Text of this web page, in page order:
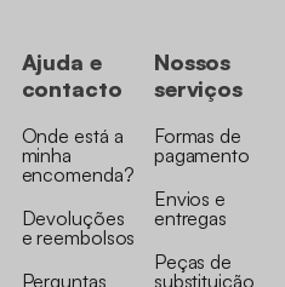
Ajuda e
contacto
Onde está a
minha
encomenda?
Devoluções
e reembolsos
Perguntas
Nossos
serviços
Formas de
pagamento
Envios e
entregas
Peças de
substituição